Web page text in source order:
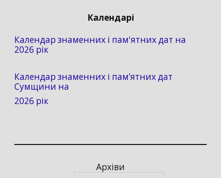
Календарі
Календар знаменних і пам'ятних дат на
2026 рік
Календар знаменних і пам’ятних дат
Сумщини на
2026 рік
Архіви